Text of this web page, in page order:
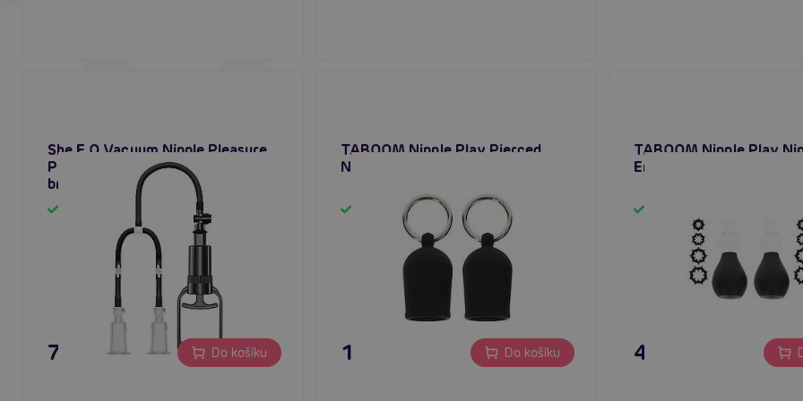
She.E.O Vacuum Nipple Pleasure
Pump Large, vakuová pumpa na
bradavky
795 Kč Do košíku
TABOOM Nipple Play Pierced
Nipple Suckers (Black)
Skladem
195 Kč Do košíku
TABOOM Nipple Play
Enlargers with 8 Rings
495 Kč